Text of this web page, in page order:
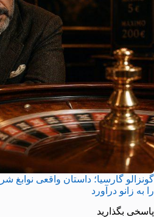
گونزالو گارسیا؛ داستان واقعی
را به زانو درآورد
پاسخی بگذارید